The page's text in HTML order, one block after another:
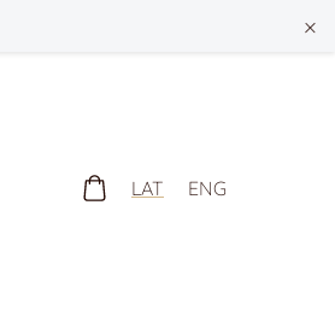
×
LAT ENG